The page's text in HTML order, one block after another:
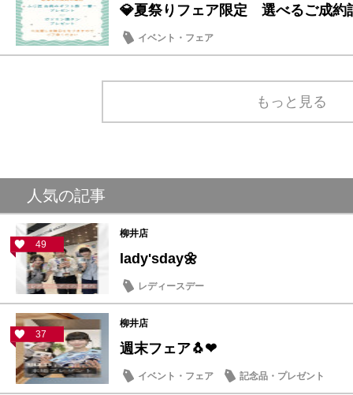
💎夏祭りフェア限定 選べるご成約
イベント・フェア
もっと見る
人気の記事
49
柳井店
lady'sday🌼
レディースデー
37
柳井店
週末フェア🐧❤
イベント・フェア 記念品・プレゼント